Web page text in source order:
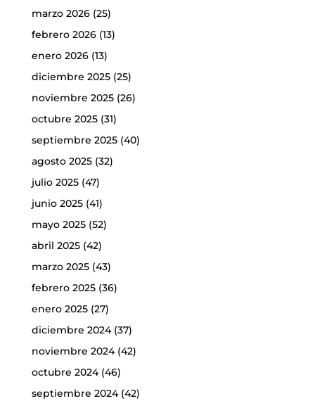
marzo 2026(25)
febrero 2026(13)
enero 2026(13)
diciembre 2025(25)
noviembre 2025(26)
octubre 2025(31)
septiembre 2025(40)
agosto 2025(32)
julio 2025(47)
junio 2025(41)
mayo 2025(52)
abril 2025(42)
marzo 2025(43)
febrero 2025(36)
enero 2025(27)
diciembre 2024(37)
noviembre 2024(42)
octubre 2024(46)
septiembre 2024(42)